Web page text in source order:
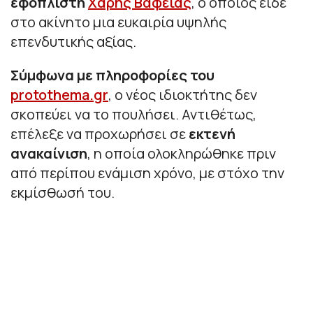
στο ακίνητο μια ευκαιρία υψηλής
επενδυτικής αξίας.
Σύμφωνα με πληροφορίες του
protothema.gr, ο νέος ιδιοκτήτης δεν
σκοπεύει να το πουλήσει. Αντιθέτως,
επέλεξε να προχωρήσει σεεκτενή
ανακαίνιση, η οποία ολοκληρώθηκε πριν
από περίπου ενάμιση χρόνο, με στόχο την
εκμίσθωσή του.